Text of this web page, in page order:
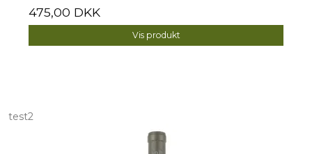
475,00 DKK
Vis produkt
test2